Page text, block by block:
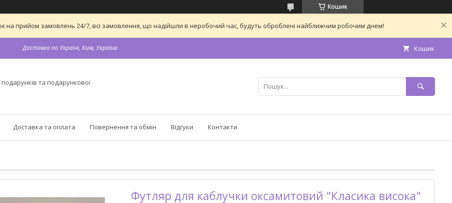
Кошик
на прийом замовлень 24/7, всі замовлення, що надійшли в неробочий час, будуть оброблені найближчим робочим днем!
Доставка по Україні, Київ, Україна Кошик
та подарункової
Доставка та оплата Повернення та обмін Відгуки Контакти
Футляр для каблучки оксамитовий "Класика висока"